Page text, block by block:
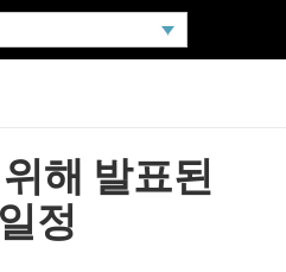
해 발표된
정